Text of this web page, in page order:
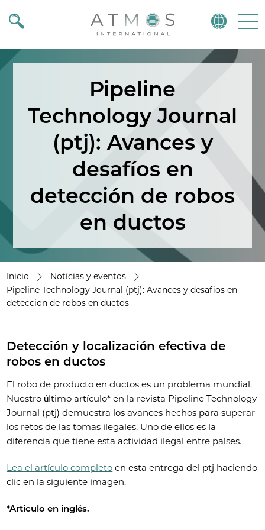
Atmos
Pipeline
Technology Journal
(ptj): Avances y
desafíos en
detección de robos
en ductos
Inicio
Noticias y eventos
Pipeline Technology Journal (ptj): Avances y desafios en
deteccion de robos en ductos
Detección y localización efectiva de
robos en ductos
El robo de producto en ductos es un problema mundial.
Nuestro último artículo* en la revista Pipeline Technology
Journal (ptj) demuestra los avances hechos para superar
los retos de las tomas ilegales. Uno de ellos es la
diferencia que tiene esta actividad ilegal entre países.
Lea el artículo completo en esta entrega del ptj haciendo
clic en la siguiente imagen.
*Artículo en inglés.